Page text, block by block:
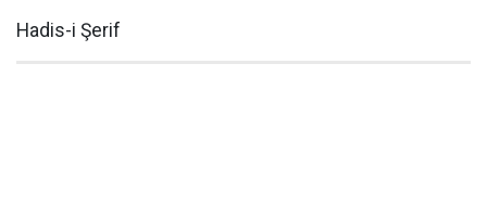
Hadis-i Şerif